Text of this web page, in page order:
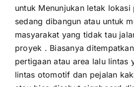
untuk Menunjukan letak
sedang dibangun atau untuk
masyarakat yang tidak tau
proyek . Biasanya
pertigaan atau area lalu lintas
lintas otomotif dan pejalan